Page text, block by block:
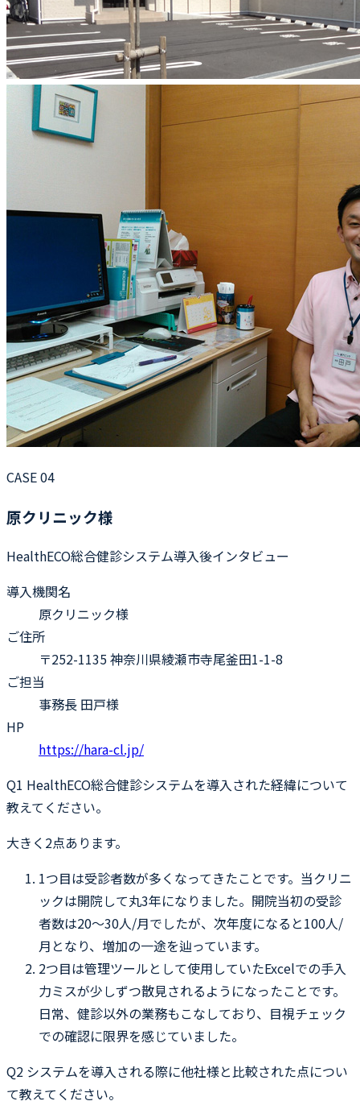
CASE 04
原クリニック様
HealthECO総合健診システム導入後インタビュー
導入機関名
原クリニック様
ご住所
〒252-1135 神奈川県綾瀬市寺尾釜田1-1-8
ご担当
事務長 田戸様
HP
https://hara-cl.jp/
Q1 HealthECO総合健診システムを導入された経緯について
教えてください。
大きく2点あります。
1つ目は受診者数が多くなってきたことです。当クリニ
ックは開院して丸3年になりました。開院当初の受診
者数は20〜30人/月でしたが、次年度になると100人/
月となり、増加の一途を辿っています。
2つ目は管理ツールとして使用していたExcelでの手入
力ミスが少しずつ散見されるようになったことです。
日常、健診以外の業務もこなしており、目視チェック
での確認に限界を感じていました。
Q2 システムを導入される際に他社様と比較された点につい
て教えてください。